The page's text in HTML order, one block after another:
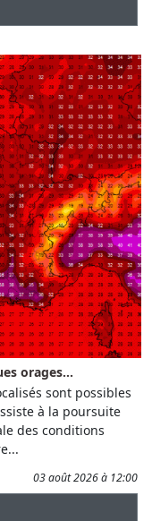
orages...
sont possibles
à la poursuite
des conditions
03 août 2026 à 12:00